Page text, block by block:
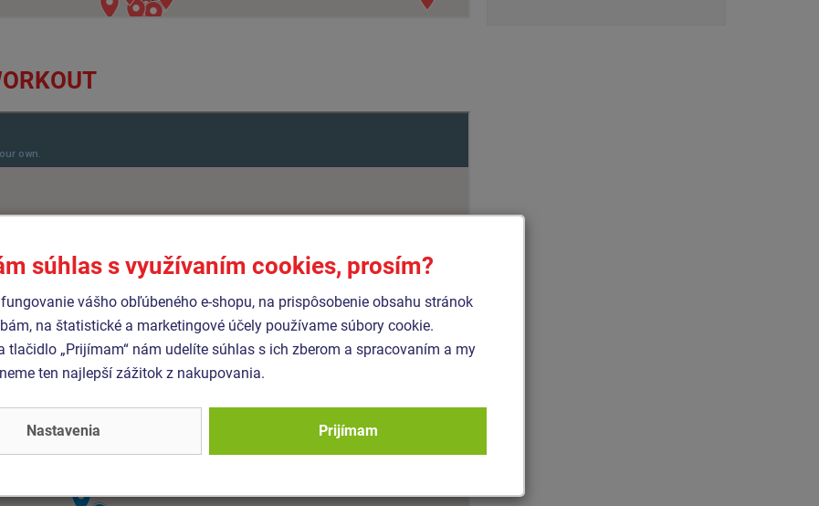
súhlas s využívaním cookies, prosím?
vášho obľúbeného e-shopu, na prispôsobenie obsahu stránok
na štatistické a marketingové účely používame súbory cookie.
tlačidlo „Prijímam“ nám udelíte súhlas s ich zberom a spracovaním a my
ten najlepší zážitok z nakupovania.
Nastavenia Prijímam